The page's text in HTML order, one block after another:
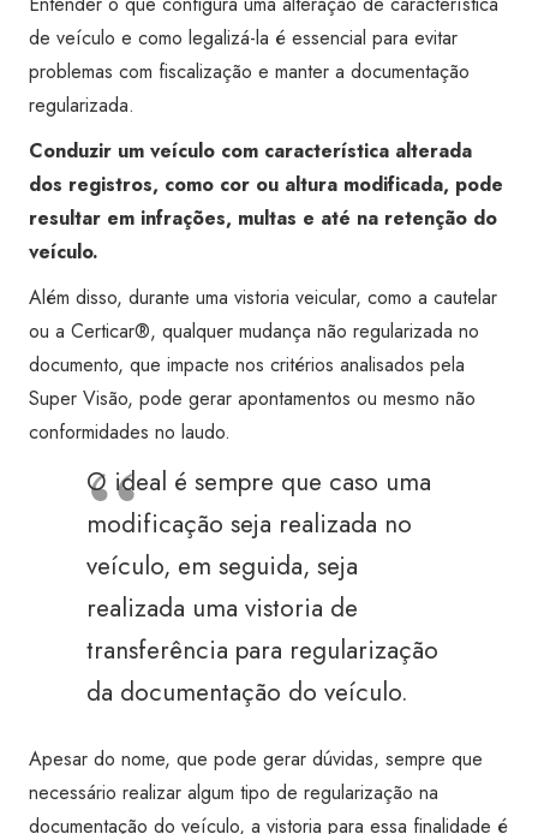
de veículo e como legalizá-la é essencial para evitar
problemas com fiscalização e manter a documentação
regularizada.
Conduzir um veículo com característica alterada
dos registros, como cor ou altura modificada, pode
resultar em infrações, multas e até na retenção do
veículo.
Além disso, durante uma vistoria veicular, como a cautelar
ou a Certicar®, qualquer mudança não regularizada no
documento, que impacte nos critérios analisados pela
Super Visão, pode gerar apontamentos ou mesmo não
conformidades no laudo.
O ideal é sempre que caso uma
modificação seja realizada no
veículo, em seguida, seja
realizada uma vistoria de
transferência para regularização
da documentação do veículo.
Apesar do nome, que pode gerar dúvidas, sempre que
necessário realizar algum tipo de regularização na
documentação do veículo, a vistoria para essa finalidade é